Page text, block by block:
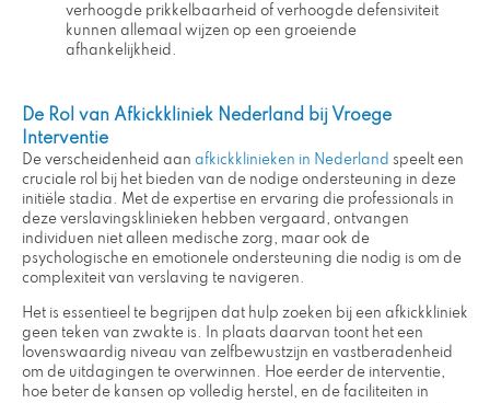
verhoogde prikkelbaarheid of verhoogde defensiviteit
kunnen allemaal wijzen op een groeiende
afhankelijkheid.
De Rol van Afkickkliniek Nederland bij Vroege
Interventie
De verscheidenheid aan afkickklinieken in Nederland speelt een
cruciale rol bij het bieden van de nodige ondersteuning in deze
initiële stadia. Met de expertise en ervaring die professionals in
deze verslavingsklinieken hebben vergaard, ontvangen
individuen niet alleen medische zorg, maar ook de
psychologische en emotionele ondersteuning die nodig is om de
complexiteit van verslaving te navigeren.
Het is essentieel te begrijpen dat hulp zoeken bij een afkickkliniek
geen teken van zwakte is. In plaats daarvan toont het een
lovenswaardig niveau van zelfbewustzijn en vastberadenheid
om de uitdagingen te overwinnen. Hoe eerder de interventie,
hoe beter de kansen op volledig herstel, en de faciliteiten in